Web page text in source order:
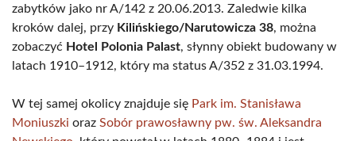
zabytków jako nr A/142 z 20.06.2013. Zaledwie kilka
kroków dalej, przy Kilińskiego/Narutowicza 38, można
zobaczyć Hotel Polonia Palast, słynny obiekt budowany w
latach 1910–1912, który ma status A/352 z 31.03.1994.
W tej samej okolicy znajduje się Park im. Stanisława
Moniuszki oraz Sobór prawosławny pw. św. Aleksandra